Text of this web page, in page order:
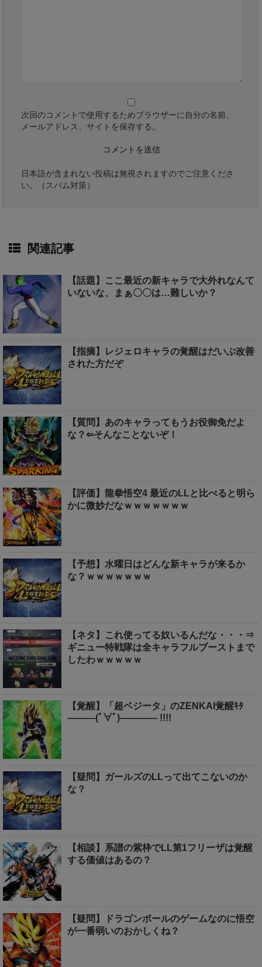
次回のコメントで使用するためブラウザーに自分の名前、
メールアドレス、サイトを保存する。
日本語が含まれない投稿は無視されますのでご注意くださ
い。（スパム対策）
関連記事
【話題】ここ最近の新キャラで大外れなんて
いないな、まぁ〇〇は…難しいか？
【指摘】レジェロキャラの覚醒はだいぶ改善
された方だぞ
【質問】あのキャラってもうお役御免だよ
な？⇐そんなことないぞ！
【評価】龍拳悟空4 最近のLLと比べると明ら
かに微妙だなｗｗｗｗｗｗｗ
【予想】水曜日はどんな新キャラが来るか
な？ｗｗｗｗｗｗｗ
【ネタ】これ使ってる奴いるんだな・・・⇒
ギニュー特戦隊は全キャラフルブーストまで
したわｗｗｗｗｗ
【覚醒】「超ベジータ」のZENKAI覚醒ｷﾀ
―――(ﾟ∀ﾟ)―――― !!!!
【疑問】ガールズのLLって出てこないのか
な？
【相談】系譜の紫枠でLL第1フリーザは覚醒
する価値はあるの？
【疑問】ドラゴンボールのゲームなのに悟空
が一番弱いのおかしくね？